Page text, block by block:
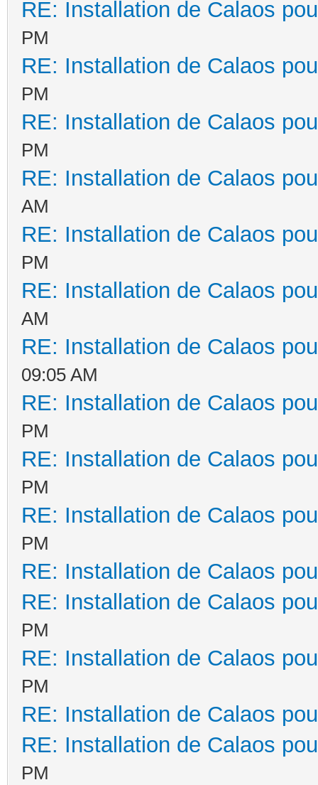
RE: Installation de Calaos
PM
RE: Installation de Calaos
PM
RE: Installation de Calaos
PM
RE: Installation de Calaos
AM
RE: Installation de Calaos
PM
RE: Installation de Calaos
AM
RE: Installation de Calaos
09:05 AM
RE: Installation de Calaos
PM
RE: Installation de Calaos
PM
RE: Installation de Calaos
PM
RE: Installation de Calaos
RE: Installation de Calaos
PM
RE: Installation de Calaos
PM
RE: Installation de Calaos
RE: Installation de Calaos
PM